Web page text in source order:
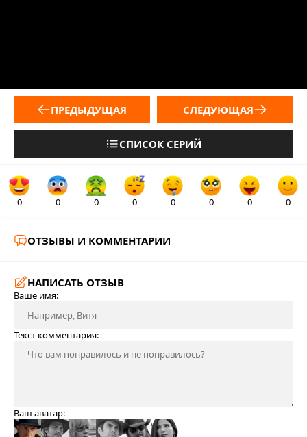
ПРЕДЫДУЩАЯ
СПИСОК СЕРИЙ
СЛЕДУЮЩАЯ
0 0 0 0 0 0 0 0
ОТЗЫВЫ И КОММЕНТАРИИ
НАПИСАТЬ ОТЗЫВ
Ваше имя:
Текст комментария:
Ваш аватар: